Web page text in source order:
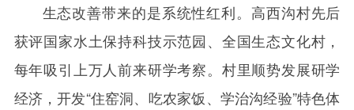
生态改善带来的是系统性红利。高西沟村先后
获评国家水土保持科技示范园、全国生态文化村，
每年吸引上万人前来研学考察。村里顺势发展研学
经济，开发“住窑洞、吃农家饭、学治沟经验”特色体